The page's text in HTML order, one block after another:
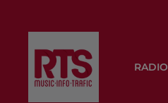
RADIO